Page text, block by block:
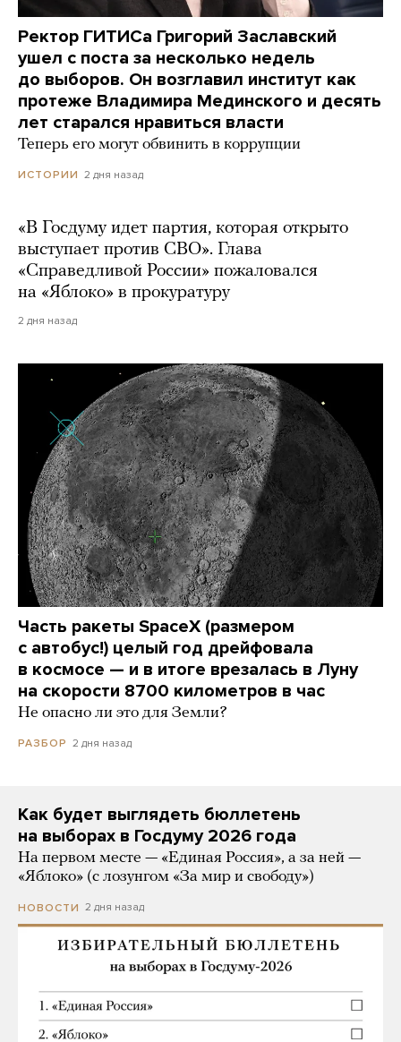
Ректор ГИТИСа Григорий Заславский
ушел с поста за несколько недель
до выборов. Он возглавил институт как
протеже Владимира Мединского и десять
лет старался нравиться власти
Теперь его могут обвинить в коррупции
ИСТОРИИ 2 дня назад
«В Госдуму идет партия, которая открыто
выступает против СВО». Глава
«Справедливой России» пожаловался
на «Яблоко» в прокуратуру
2 дня назад
Часть ракеты SpaceX (размером
с автобус!) целый год дрейфовала
в космосе — и в итоге врезалась в Луну
на скорости 8700 километров в час
Не опасно ли это для Земли?
РАЗБОР 2 дня назад
Как будет выглядеть бюллетень
на выборах в Госдуму 2026 года
На первом месте — «Единая Россия», а за ней —
«Яблоко» (с лозунгом «За мир и свободу»)
НОВОСТИ 2 дня назад